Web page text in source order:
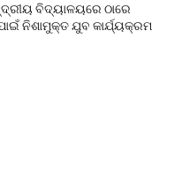
ବିଦ୍ୟାଳୟରେ ଠାରେ
ନିଶାମୁକ୍ତ ଯୁବ କାର୍ଯ୍ୟକ୍ରମ